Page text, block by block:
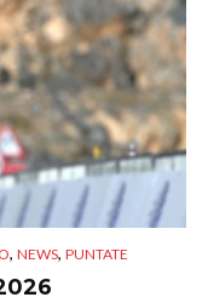
, NEWS, PUNTATE